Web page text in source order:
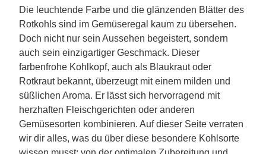
Die leuchtende Farbe und die glänzenden Blätter des
Rotkohls sind im Gemüseregal kaum zu übersehen.
Doch nicht nur sein Aussehen begeistert, sondern
auch sein einzigartiger Geschmack. Dieser
farbenfrohe Kohlkopf, auch als Blaukraut oder
Rotkraut bekannt, überzeugt mit einem milden und
süßlichen Aroma. Er lässt sich hervorragend mit
herzhaften Fleischgerichten oder anderen
Gemüsesorten kombinieren. Auf dieser Seite verraten
wir dir alles, was du über diese besondere Kohlsorte